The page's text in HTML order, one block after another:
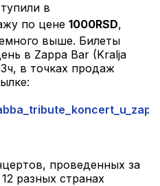
в
по цене 1000RSD,
выше. Билеты
в Zappa Bar (Kralja
в точках продаж
проведенных за
разных странах